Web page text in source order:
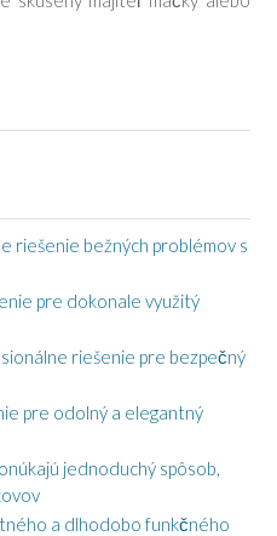
riešenie bežných problémov s
pre dokonale využitý
riešenie pre bezpečný
pre odolný a elegantný
jednoduchý spôsob,
a dlhodobo funkčného